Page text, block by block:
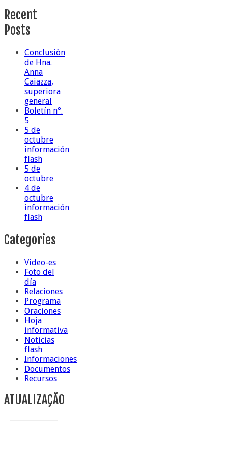
Recent
Posts
Conclusiòn
de Hna.
Anna
Caiazza,
superiora
general
Boletín n°.
5
5 de
octubre
información
flash
5 de
octubre
4 de
octubre
información
flash
Categories
Video-es
Foto del
día
Relaciones
Programa
Oraciones
Hoja
informativa
Noticias
flash
Informaciones
Documentos
Recursos
ATUALIZAÇÃO